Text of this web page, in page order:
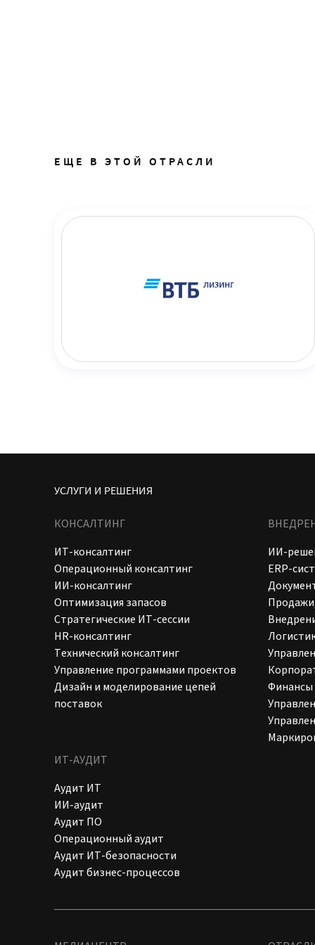
ЕЩЕ В ЭТОЙ ОТРАСЛИ
УСЛУГИ И РЕШЕНИЯ
КОНСАЛТИНГ
ИТ-консалтинг
Операционный консалтинг
ИИ-консалтинг
Оптимизация запасов
Стратегические ИТ-сессии
HR-консалтинг
Технический консалтинг
Управление программами проектов
Дизайн и моделирование цепей
поставок
ИТ-АУДИТ
Аудит ИТ
ИИ-аудит
Аудит ПО
Операционный аудит
Аудит ИТ-безопасности
Аудит бизнес-процессов
ИИ-
ERP-